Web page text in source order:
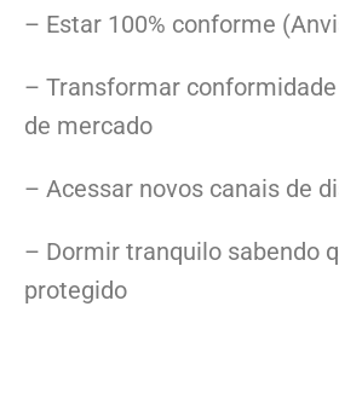
– Estar 100% conforme
– Transformar
de mercado
– Acessar novos canais de
– Dormir tranquilo sabendo
protegido